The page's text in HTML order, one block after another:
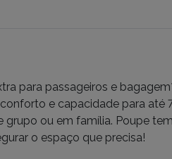
para passageiros e
e capacidade para até
grupo ou em família. Poupe
o espaço que precisa!